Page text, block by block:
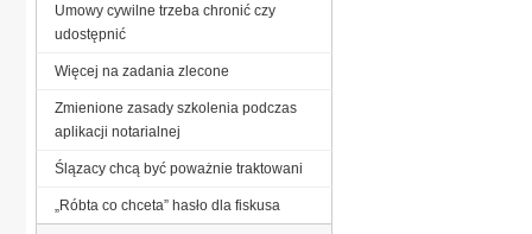
Umowy cywilne trzeba chronić czy
udostępnić
Więcej na zadania zlecone
Zmienione zasady szkolenia podczas
aplikacji notarialnej
Ślązacy chcą być poważnie traktowani
„Róbta co chceta” hasło dla fiskusa